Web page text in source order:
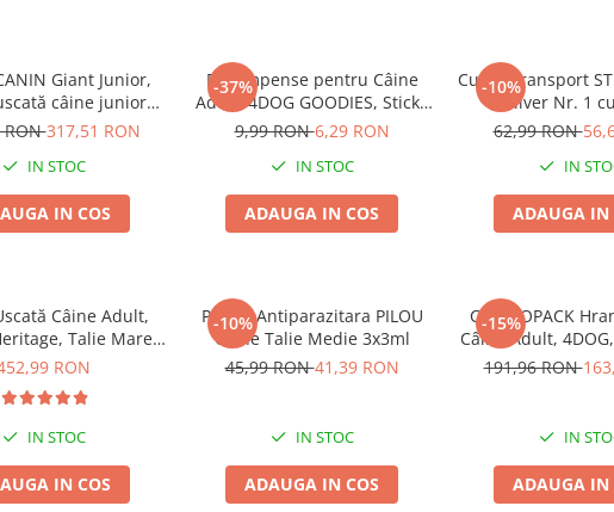
Giant Junior,
câine junior
de crestere, 15kg
RON317,51 RON
IN STOC
IN COS
-37%
Recompense pentru Câine
Adult, 4DOG GOODIES, Sticks
din Orez, Talie Mică, 12 cm, 6
9,99 RON6,29 RON
IN STOC
ADAUGA IN COS
-10%
Cușcă Transport
Gulliver Nr. 1
plastic, White
62,99 RON
IN
ADAUGA IN
Câine Adult,
Talie Mare,
17kgRON
IN STOC
IN COS
-10%
Pipeta Antiparazitara PILOU
Caine Talie Medie 3x3ml
45,99 RON41,39 RON
IN STOC
ADAUGA IN COS
-15%
COMBOPACK
Câine Adult,
96x100g
191,96 RON
IN
ADAUGA IN